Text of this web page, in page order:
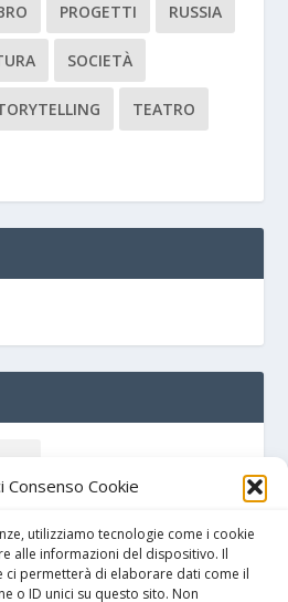
Consenso Cookie
utilizziamo tecnologie come i cookie
alle informazioni del dispositivo. Il
ci permetterà di elaborare dati come il
o ID unici su questo sito. Non
PROGETTI RUSSIA
SOCIETÀ
TEATRO